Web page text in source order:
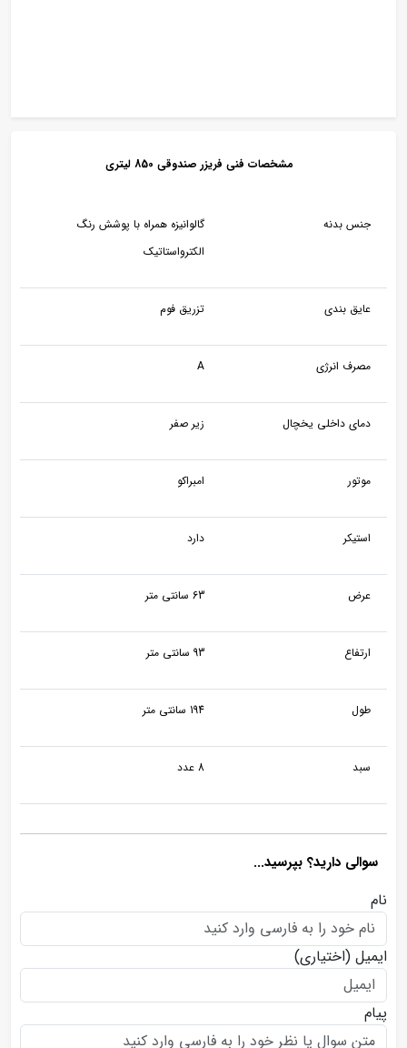
مشخصات فنی فریزر صندوقی 850 لیتری
جنس بدنه
گالوانیزه همراه با پوشش رنگ
الکترواستاتیک
عایق بندی تزریق فوم
مصرف انرژی A
دمای داخلی یخچال زیر صفر
موتور امبراکو
استیکر دارد
عرض 63 سانتی متر
ارتفاع 93 سانتی متر
طول 194 سانتی متر
سبد 8 عدد
سوالی دارید؟ بپرسید...
نام
ایمیل (اختیاری)
پیام